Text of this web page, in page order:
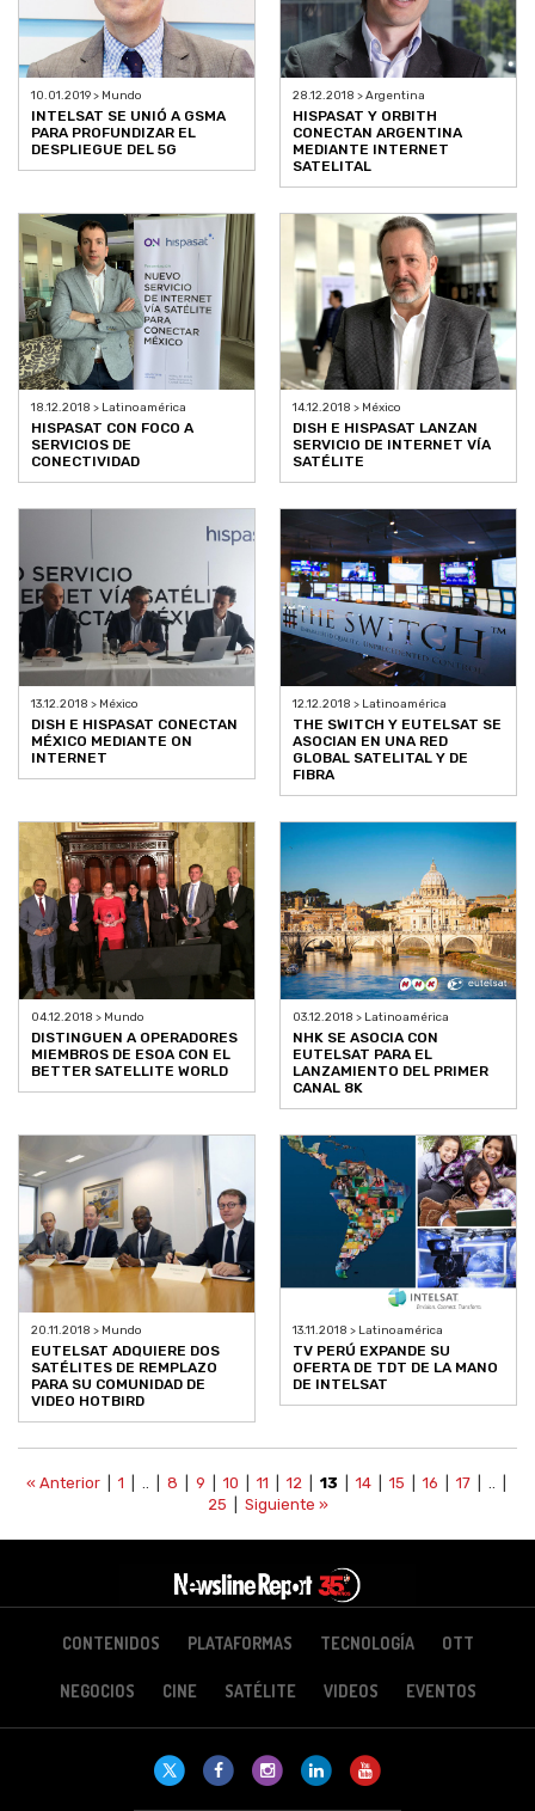
10.01.2019 > Mundo
INTELSAT SE UNIÓ A GSMA
PARA PROFUNDIZAR EL
DESPLIEGUE DEL 5G
28.12.2018 > Argentina
HISPASAT Y ORBITH
CONECTAN ARGENTINA
MEDIANTE INTERNET
SATELITAL
18.12.2018 > Latinoamérica
HISPASAT CON FOCO A
SERVICIOS DE
CONECTIVIDAD
14.12.2018 > México
DISH E HISPASAT LANZAN
SERVICIO DE INTERNET VÍA
SATÉLITE
13.12.2018 > México
DISH E HISPASAT CONECTAN
MÉXICO MEDIANTE ON
INTERNET
12.12.2018 > Latinoamérica
THE SWITCH Y EUTELSAT SE
ASOCIAN EN UNA RED
GLOBAL SATELITAL Y DE
FIBRA
04.12.2018 > Mundo
DISTINGUEN A OPERADORES
MIEMBROS DE ESOA CON EL
BETTER SATELLITE WORLD
03.12.2018 > Latinoamérica
NHK SE ASOCIA CON
EUTELSAT PARA EL
LANZAMIENTO DEL PRIMER
CANAL 8K
20.11.2018 > Mundo
EUTELSAT ADQUIERE DOS
SATÉLITES DE REMPLAZO
PARA SU COMUNIDAD DE
VIDEO HOTBIRD
13.11.2018 > Latinoamérica
TV PERÚ EXPANDE SU
OFERTA DE TDT DE LA MANO
DE INTELSAT
« Anterior| 1 8 9 10 11 12 13 14| 15 16 17| .. |
25
Siguiente »
CONTENIDOS PLATAFORMAS TECNOLOGÍA OTT
NEGOCIOS CINE SATÉLITE VIDEOS EVENTOS